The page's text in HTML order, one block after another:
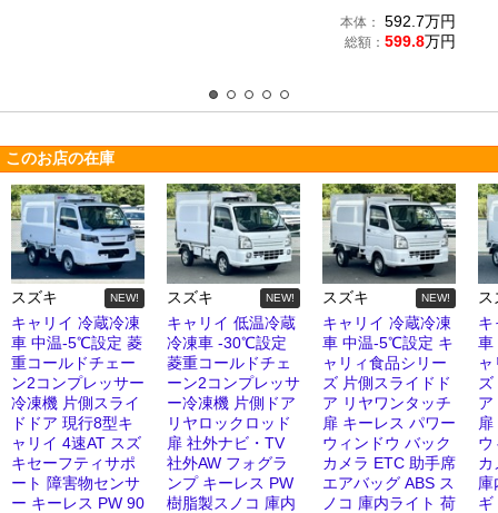
本体： 592.7万円
総額： 599.8万円
このお店の在庫
スズキ NEW!
キャリイ 冷蔵冷凍
車 中温-5℃設定 菱
重コールドチェー
ン2コンプレッサー
冷凍機 片側スライ
ドドア 現行8型キ
ャリイ 4速AT スズ
キセーフティサポ
ート 障害物センサ
ー キーレス PW 90
スズキ NEW!
キャリイ 低温冷蔵
冷凍車 -30℃設定
菱重コールドチェ
ーン2コンプレッサ
ー冷凍機 片側ドア
リヤロックロッド
扉 社外ナビ・TV
社外AW フォグラ
ンプ キーレス PW
樹脂製スノコ 庫内
スズキ NEW!
キャリイ 冷蔵冷凍
車 中温-5℃設定 キ
ャリィ食品シリー
ズ 片側スライドド
ア リヤワンタッチ
扉 キーレス パワー
ウィンドウ バック
カメラ ETC 助手席
エアバッグ ABS ス
ノコ 庫内ライト 荷
ス
キ
車
ア
ウ
カ
庫
ギ